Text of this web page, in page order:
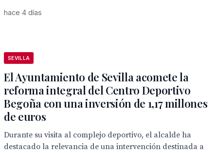
hace 4 días
SEVILLA
El Ayuntamiento de Sevilla acomete la
reforma integral del Centro Deportivo
Begoña con una inversión de 1,17 millones
de euros
Durante su visita al complejo deportivo, el alcalde ha
destacado la relevancia de una intervención destinada a